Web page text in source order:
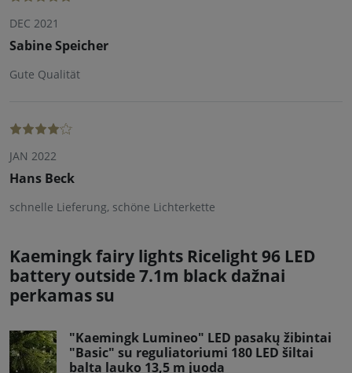
DEC 2021
Sabine Speicher
Gute Qualität
JAN 2022
Hans Beck
schnelle Lieferung, schöne Lichterkette
Kaemingk fairy lights Ricelight 96 LED
battery outside 7.1m black dažnai
perkamas su
"Kaemingk Lumineo" LED pasakų žibintai
"Basic" su reguliatoriumi 180 LED šiltai
balta lauko 13,5 m juoda